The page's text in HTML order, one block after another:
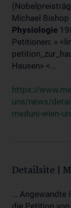
Michael
Physiologie
Petitionen: »
Hausen» <...
https://
uns/news/
meduni-wien-
Detailsite |
... Angewandte
die Petition